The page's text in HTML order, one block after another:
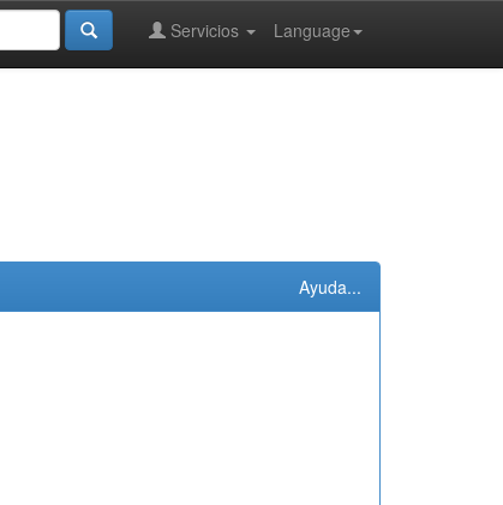
Language
Servicios
Ayuda...